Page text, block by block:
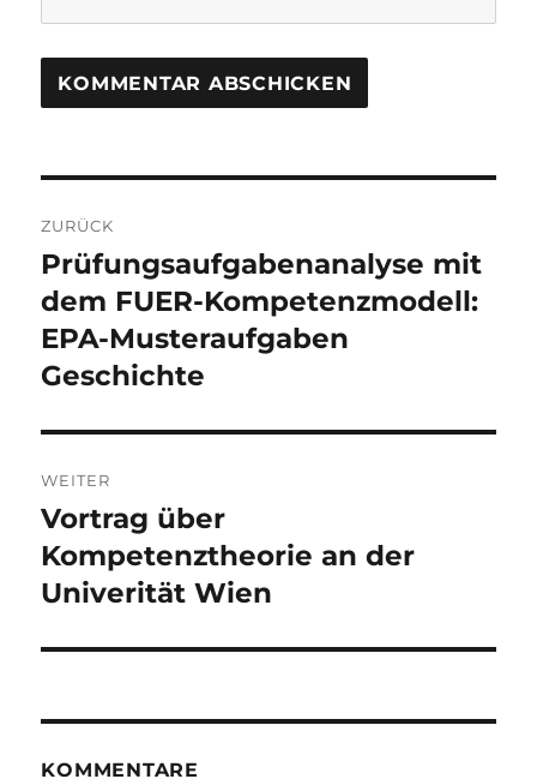
ZURÜCK
Vorheriger
Beitrag:
Prüfungsaufgabenanalyse mit
dem FUER-Kompetenzmodell:
EPA-Musteraufgaben
Geschichte
WEITER
Nächster
Beitrag:
Vortrag über
Kompetenztheorie an der
Univerität Wien
KOMMENTARE